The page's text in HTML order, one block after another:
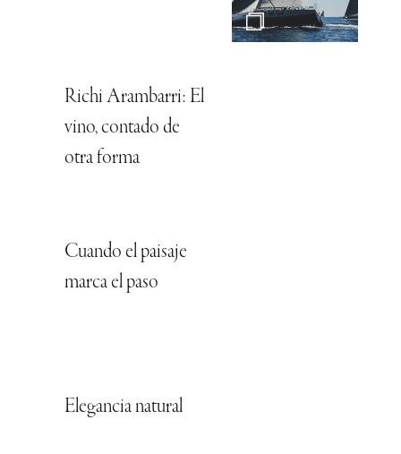
Richi Arambarri: El
vino, contado de
otra forma
Cuando el paisaje
marca el paso
Elegancia natural